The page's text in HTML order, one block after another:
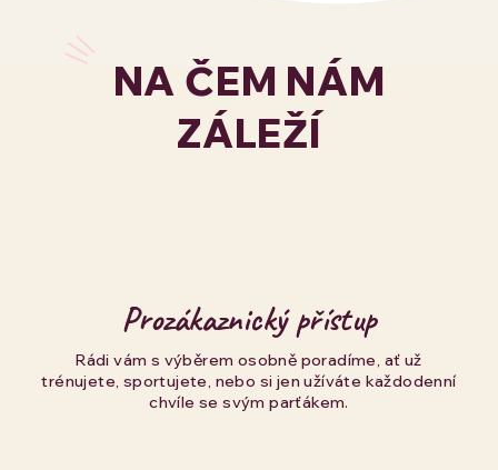
NA ČEM NÁM
ZÁLEŽÍ
Prozákaznický přístup
Rádi vám s výběrem osobně poradíme, ať už
trénujete, sportujete, nebo si jen užíváte každodenní
chvíle se svým parťákem.